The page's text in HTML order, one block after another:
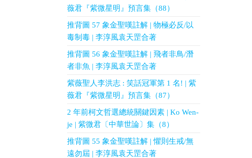
薇君『紫微星明』預言集（88）
推背圖 57 象金聖嘆註解 | 物極必反/以
毒制毒 | 李淳風袁天罡合著
推背圖 56 象金聖嘆註解 | 飛者非鳥/潛
者非魚 | 李淳風袁天罡合著
紫薇聖人李洪志 : 笑話冠軍第 1 名! | 紫
薇君『紫微星明』預言集（87）
2 年前柯文哲選總統關鍵因素 | Ko Wen-
je | 紫微君〔中華世論〕集（8）
推背圖 55 象金聖嘆註解 | 懼則生戒/無
遠勿屆 | 李淳風袁天罡合著